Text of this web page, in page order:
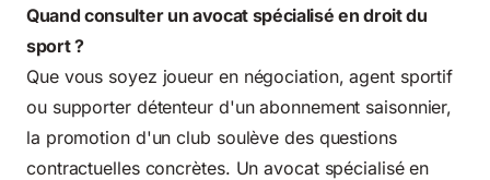
Quand consulter un avocat spécialisé en droit du
sport ?
Que vous soyez joueur en négociation, agent sportif
ou supporter détenteur d'un abonnement saisonnier,
la promotion d'un club soulève des questions
contractuelles concrètes. Un avocat spécialisé en